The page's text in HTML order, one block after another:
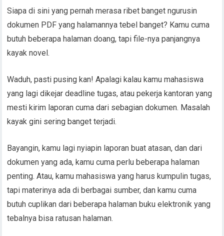
Siapa di sini yang pernah merasa ribet banget ngurusin
dokumen PDF yang halamannya tebel banget? Kamu cuma
butuh beberapa halaman doang, tapi file-nya panjangnya
kayak novel.
Waduh, pasti pusing kan! Apalagi kalau kamu mahasiswa
yang lagi dikejar deadline tugas, atau pekerja kantoran yang
mesti kirim laporan cuma dari sebagian dokumen. Masalah
kayak gini sering banget terjadi.
Bayangin, kamu lagi nyiapin laporan buat atasan, dan dari
dokumen yang ada, kamu cuma perlu beberapa halaman
penting. Atau, kamu mahasiswa yang harus kumpulin tugas,
tapi materinya ada di berbagai sumber, dan kamu cuma
butuh cuplikan dari beberapa halaman buku elektronik yang
tebalnya bisa ratusan halaman.